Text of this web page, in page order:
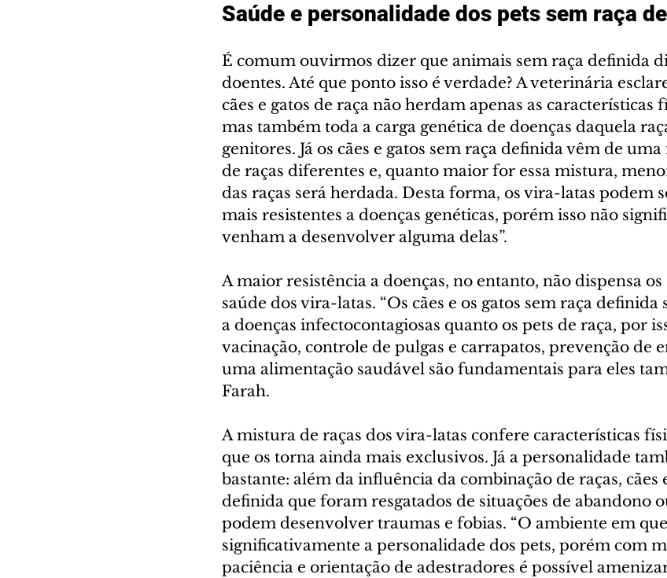
Saúde e personalidade dos pets sem raça
É comum ouvirmos dizer que animais sem raça definida
doentes. Até que ponto isso é verdade? A veterinária
cães e gatos de raça não herdam apenas as características
mas também toda a carga genética de doenças daquela
genitores. Já os cães e gatos sem raça definida vêm de
de raças diferentes e, quanto maior for essa mistura,
das raças será herdada. Desta forma, os vira-latas podem
mais resistentes a doenças genéticas, porém isso não
venham a desenvolver alguma delas”.
A maior resistência a doenças, no entanto, não dispensa
saúde dos vira-latas. “Os cães e os gatos sem raça definida
a doenças infectocontagiosas quanto os pets de raça, por
vacinação, controle de pulgas e carrapatos, prevenção de
uma alimentação saudável são fundamentais para eles
Farah.
A mistura de raças dos vira-latas confere características
que os torna ainda mais exclusivos. Já a personalidade
bastante: além da influência da combinação de raças, cães
definida que foram resgatados de situações de abandono
podem desenvolver traumas e fobias. “O ambiente em
significativamente a personalidade dos pets, porém com
paciência e orientação de adestradores é possível